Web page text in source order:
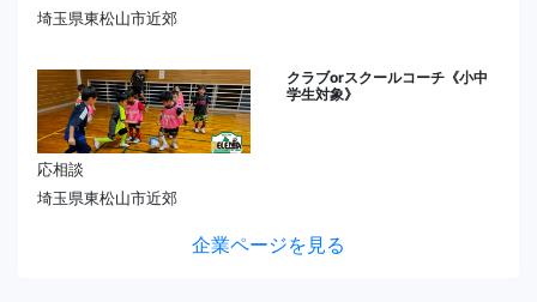
埼玉県東松山市近郊
クラブorスクールコーチ《小中
学生対象》
応相談
埼玉県東松山市近郊
企業ページを見る